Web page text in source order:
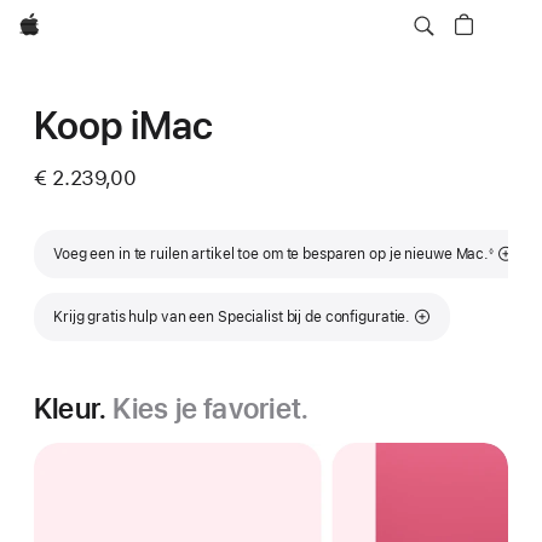
Apple
Koop iMac
€ 2.239,00
Voeg een in te ruilen artikel toe om te besparen op je nieuwe Mac.
Voetnoot
◊
Krijg gratis hulp van een Specialist bij de configuratie.
Kleur. Kies je favoriet.